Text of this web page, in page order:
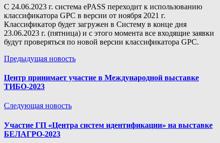
С 24.06.2023 г. система ePASS переходит к использованию
классификатора GPC в версии от ноября 2021 г.
Классификатор будет загружен в Систему в конце дня
23.06.2023 г. (пятница) и с этого момента все входящие заявки
будут проверяться по новой версии классификатора GPC.
Предыдущая новость
Центр принимает участие в Международной выставке
ТИБО-2023
Следующая новость
Участие ГП «Центра систем идентификации» на выставке
БЕЛАГРО-2023